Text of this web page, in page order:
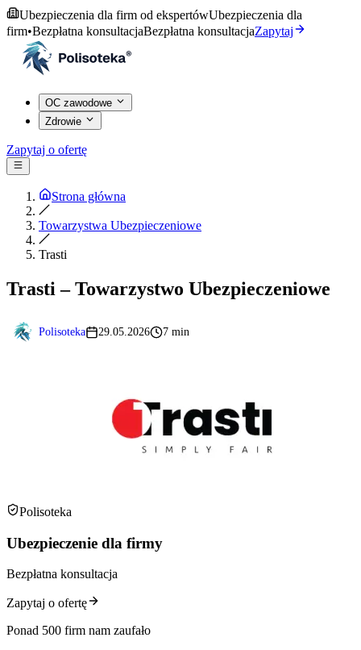
Ubezpieczenia dla firm od ekspertówUbezpieczenia dla
firm•Bezpłatna konsultacjaBezpłatna konsultacjaZapytaj
OC zawodowe
Zdrowie
Zapytaj o ofertę
Strona główna
Towarzystwa Ubezpieczeniowe
Trasti
Trasti – Towarzystwo Ubezpieczeniowe
Polisoteka 29.05.2026 7 min
Polisoteka
Ubezpieczenie dla firmy
Bezpłatna konsultacja
Zapytaj o ofertę
Ponad 500 firm nam zaufało